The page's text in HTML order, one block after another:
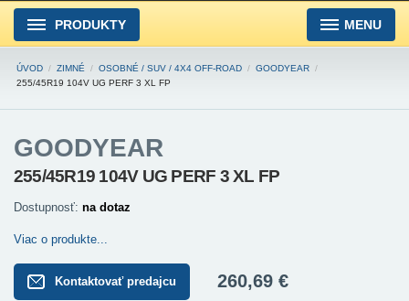
PRODUKTY MENU
ÚVOD / ZIMNÉ / OSOBNÉ / SUV / 4X4 OFF-ROAD / GOODYEAR /
255/45R19 104V UG PERF 3 XL FP
GOODYEAR
255/45R19 104V UG PERF 3 XL FP
Dostupnosť: na dotaz
Viac o produkte...
Kontaktovať predajcu 260,69 €